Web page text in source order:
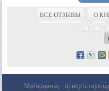
ВСЕ ОТЗЫВЫ О
Материалы,